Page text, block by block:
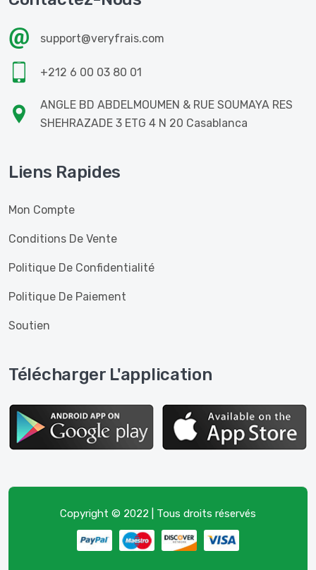
support@veryfrais.com
+212 6 00 03 80 01
ANGLE BD ABDELMOUMEN & RUE SOUMAYA RES
SHEHRAZADE 3 ETG 4 N 20 Casablanca
Liens Rapides
Mon Compte
Conditions De Vente
Politique De Confidentialité
Politique De Paiement
Soutien
Télécharger L'application
Copyright © 2022 | Tous droits réservés